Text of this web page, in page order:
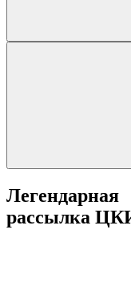
Легендарная
рассылка